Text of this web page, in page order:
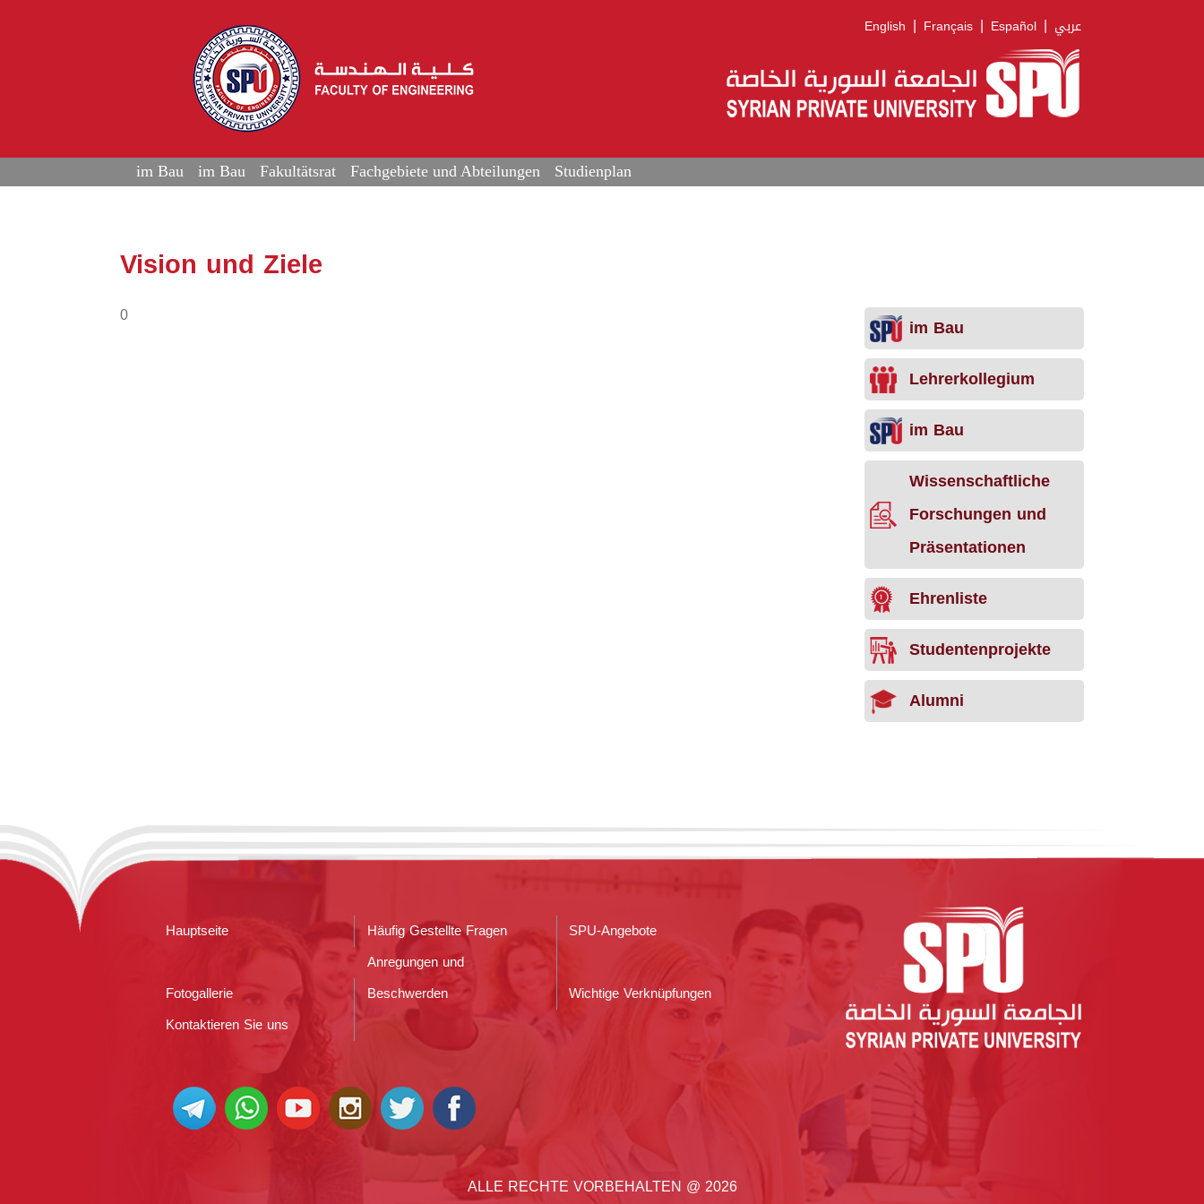
English | Français | Español | عربي
im Bau im Bau Fakultätsrat Fachgebiete und Abteilungen Studienplan
Vision und Ziele
im Bau
Lehrerkollegium
im Bau
Wissenschaftliche
Forschungen und
Präsentationen
Ehrenliste
Studentenprojekte
Alumni
0
Hauptseite Häufig Gestellte Fragen SPU-Angebote
Fotogallerie
Anregungen und
Beschwerden
Wichtige Verknüpfungen
Kontaktieren Sie uns
ALLE RECHTE VORBEHALTEN @ 2026